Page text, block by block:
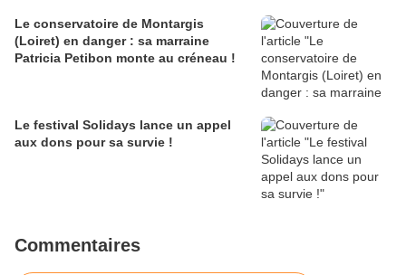
Le conservatoire de Montargis
(Loiret) en danger : sa marraine
Patricia Petibon monte au créneau !
Le festival Solidays lance un appel
aux dons pour sa survie !
Commentaires